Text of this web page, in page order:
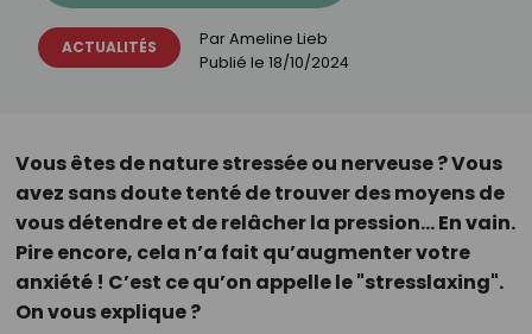
ACTUALITÉS ParAmeline Lieb
Publié le 18/10/2024
Vous êtes de nature stressée ou nerveuse ? Vous
avez sans doute tenté de trouver des moyens de
vous détendre et de relâcher la pression… En vain.
Pire encore, cela n’a fait qu’augmenter votre
anxiété ! C’est ce qu’on appelle le "stresslaxing".
On vous explique ?